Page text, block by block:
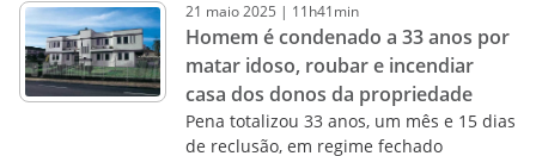
21 maio2025 | 11h41min
Homem é condenado a 33 anos por
matar idoso, roubar e incendiar
casa dos donos da propriedade
Pena totalizou 33 anos, um mês e 15 dias
de reclusão, em regime fechado